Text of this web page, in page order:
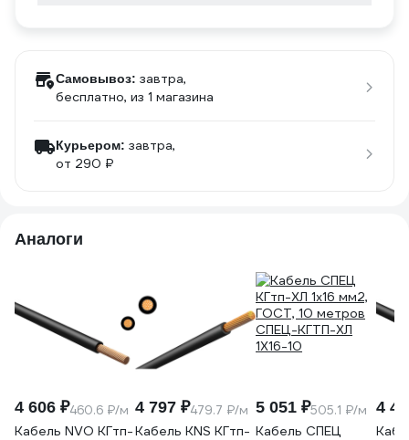
Самовывоз: завтра,
бесплатно, из 1 магазина
Курьером: завтра,
от 290 ₽
Аналоги
4 606 ₽460.6 ₽/м
Кабель NVO КГтп-
4 797 ₽479.7 ₽/м
Кабель KNS КГтп-
5 051 ₽505.1 ₽/м
Кабель СПЕЦ
4